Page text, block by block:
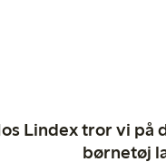
Lindex tror vi på
børnetøj